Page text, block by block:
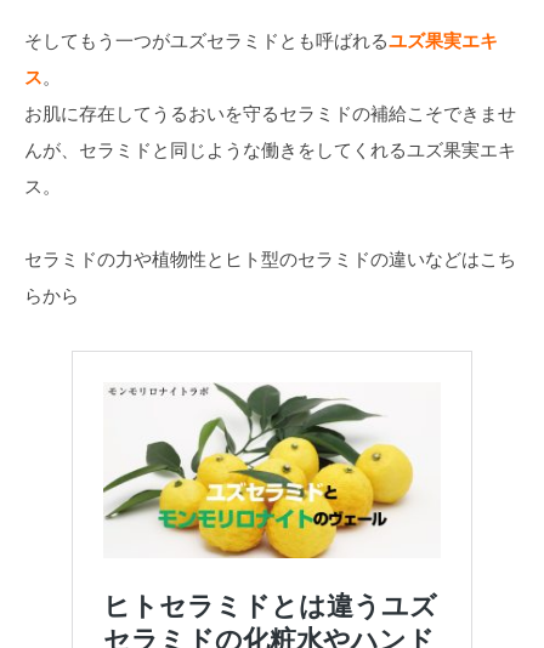
そしてもう一つがユズセラミドとも呼ばれるユズ果実エキ
ス。
お肌に存在してうるおいを守るセラミドの補給こそできませ
んが、セラミドと同じような働きをしてくれるユズ果実エキ
ス。
セラミドの力や植物性とヒト型のセラミドの違いなどはこち
らから